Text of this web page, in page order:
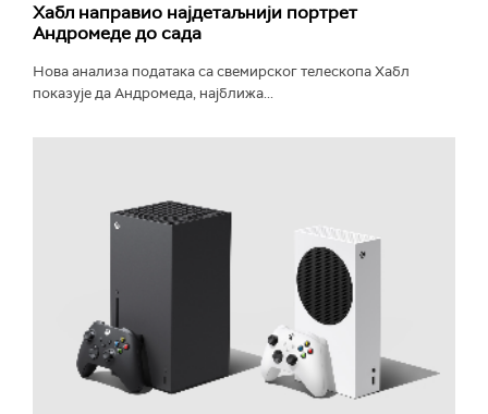
Хабл направио најдетаљнији портрет
Андромеде до сада
Нова анализа података са свемирског телескопа Хабл
показује да Андромеда, најближа...